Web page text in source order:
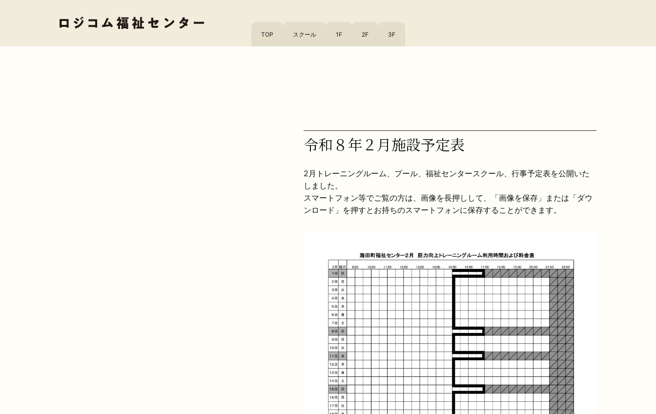
TOP スクール 1F 2F 3F
令和８年２月施設予定表
2月トレーニングルーム、プール、福祉センタースクール、行事予定表を公開いた
しました。
スマートフォン等でご覧の方は、画像を長押しして、「画像を保存」または「ダウ
ンロード」を押すとお持ちのスマートフォンに保存することができます。